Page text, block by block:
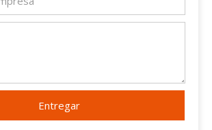
Entregar